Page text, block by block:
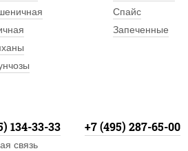
Спайс
Запеченные
134-33-33 +7 (495) 287-65-00
связь